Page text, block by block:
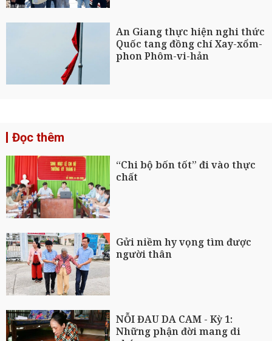
An Giang thực hiện nghi thức
Quốc tang đồng chí Xay-xổm-
phon Phôm-vi-hản
Đọc thêm
“Chi bộ bốn tốt” đi vào thực
chất
Gửi niềm hy vọng tìm được
người thân
NỖI ĐAU DA CAM - Kỳ 1:
Những phận đời mang di